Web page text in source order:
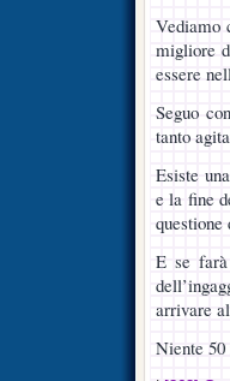
Vediamo
migliore
essere
Seguo
tanto
Esiste
e la fine
E se
arrivare
Niente